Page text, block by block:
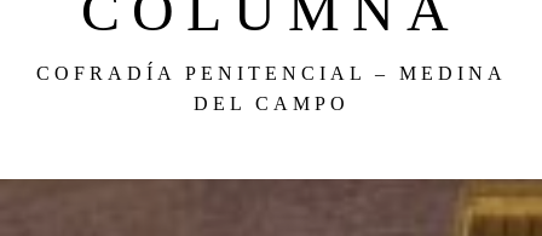
COFRADÍA PENITENCIAL – MEDINA
DEL CAMPO